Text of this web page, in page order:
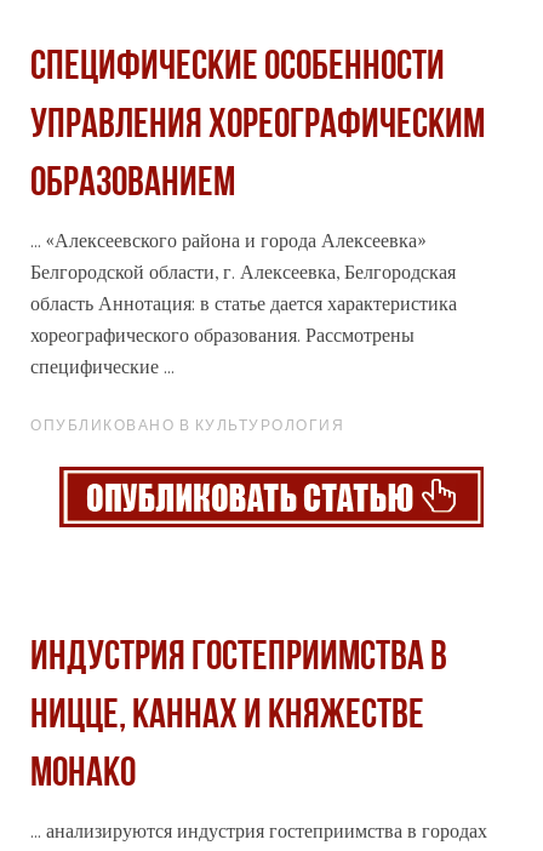
СПЕЦИФИЧЕСКИЕ ОСОБЕННОСТИ
УПРАВЛЕНИЯ ХОРЕОГРАФИЧЕСКИМ
ОБРАЗОВАНИЕМ
... «Алексеевского района и города Алексеевка»
Белгородской области, г. Алексеевка, Белгородская
область Аннотация: в статье дается характеристика
хореографического образования. Рассмотрены
специфические ...
ОПУБЛИКОВАНО В КУЛЬТУРОЛОГИЯ
ИНДУСТРИЯ ГОСТЕПРИИМСТВА В
НИЦЦЕ, КАННАХ И КНЯЖЕСТВЕ
МОНАКО
... анализируются индустрия гостеприимства в городах